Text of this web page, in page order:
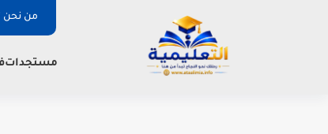
من نحن
مستجدات